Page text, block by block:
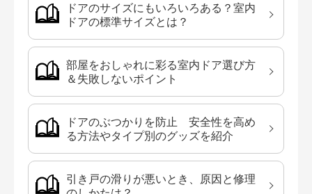
ドアのサイズにもいろいろある？室内
ドアの標準サイズとは？
部屋をおしゃれに彩る室内ドア選び方
＆失敗しないポイント
ドアのぶつかりを防止 安全性を高め
る方法やタイプ別のグッズを紹介
引き戸の滑りが悪いとき、原因と修理